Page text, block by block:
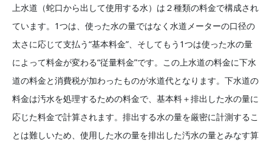
上水道（蛇口から出して使用する水）は２種類の料金で構成され
ています。1つは、使った水の量ではなく水道メーターの口径の
太さに応じて支払う“基本料金”、そしてもう1つは使った水の量
によって料金が変わる“従量料金”です。この上水道の料金に下水
道の料金と消費税が加わったものが水道代となります。下水道の
料金は汚水を処理するための料金で、基本料＋排出した水の量に
応じた料金で計算されます。排出する水の量を厳密に計測するこ
とは難しいため、使用した水の量を排出した汚水の量とみなす算